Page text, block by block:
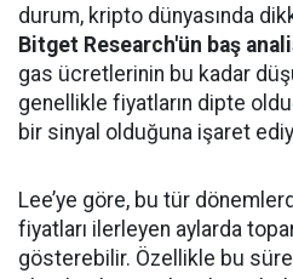
durum, kripto dünyasında
Bitget Research'ün baş
gas ücretlerinin bu kadar
genellikle fiyatların dipte
bir sinyal olduğuna işaret
Lee’ye göre, bu tür
fiyatları ilerleyen aylarda
gösterebilir. Özellikle bu